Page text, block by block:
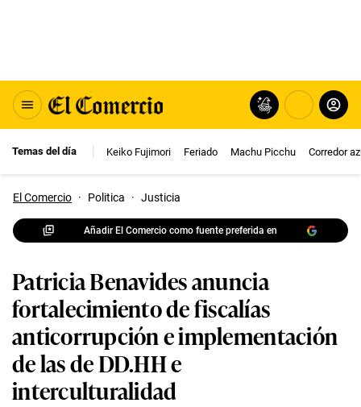
Temas del día Keiko Fujimori Feriado Machu Picchu Corredor
El Comercio · Politica · Justicia
Añadir El Comercio como fuente preferida en
Patricia Benavides anuncia
fortalecimiento de fiscalías
anticorrupción e implementación
de las de DD.HH e
interculturalidad